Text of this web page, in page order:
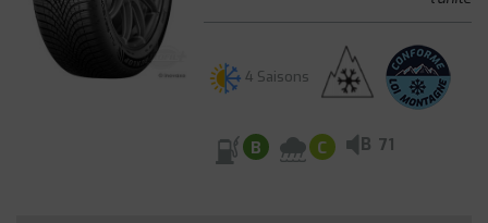
4 Saisons
B C B 71